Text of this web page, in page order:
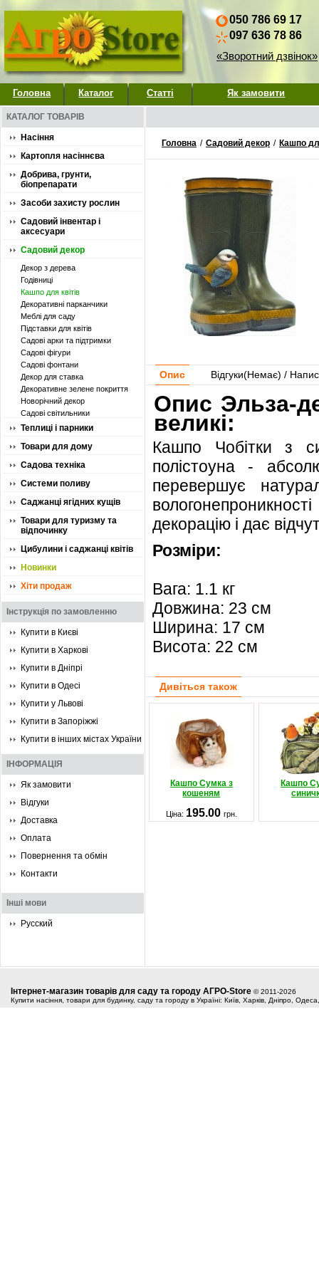
050 786 69 17
097 636 78 86
«Зворотний дзвінок»
Головна Каталог Статті Як замовити
КАТАЛОГ ТОВАРІВ
Насіння
Картопля насіннєва
Добрива, грунти,
біопрепарати
Засоби захисту рослин
Садовий інвентар і
аксесуари
Садовий декор
Декор з дерева
Годівниці
Кашпо для квітів
Декоративні парканчики
Меблі для саду
Підставки для квітів
Садові арки та підтримки
Садові фігури
Садові фонтани
Декор для ставка
Декоративне зелене покриття
Новорічний декор
Садові світильники
Теплиці і парники
Товари для дому
Садова техніка
Системи поливу
Саджанці ягідних кущів
Товари для туризму та
відпочинку
Цибулини і саджанці квітів
Новинки
Хіти продаж
Інструкція по замовленню
Купити в Києві
Купити в Харкові
Купити в Дніпрі
Купити в Одесі
Купити у Львові
Купити в Запоріжжі
Купити в інших містах України
ІНФОРМАЦІЯ
Як замовити
Відгуки
Доставка
Оплата
Повернення та обмін
Контакти
Інші мови
Русский
Головна / Садовий декор / Кашпо
Опис Відгуки(Немає) /
Опис Эльза-
великі:
Кашпо Чобітки з
полістоуна -
перевершує
декорацію і дає
Розміри:
Вага: 1.1 кг
Довжина: 23 см
Ширина: 17 см
Висота: 22 см
Дивіться також
Кашпо Сумка з
кошеням
Кашпо
Ціна: 195.00 грн.
Інтернет-магазин товарів для саду та городу АГРО-Store © 2011-2026
Купити насіння, товари для будинку, саду та городу в Україні: Київ, Харків, Дніпро,